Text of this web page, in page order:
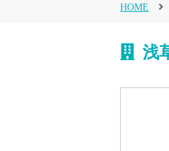
HOME
浅